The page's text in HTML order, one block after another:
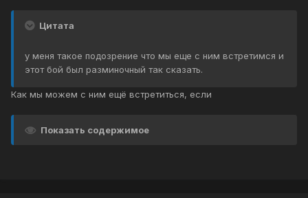
Цитата
у меня такое подозрение что мы еще с ним встретимся и
этот бой был разминочный так сказать.
Как мы можем с ним ещё встретиться, если
Показать содержимое